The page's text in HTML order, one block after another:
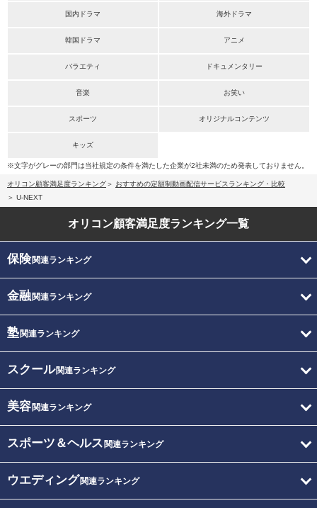
国内ドラマ 海外ドラマ
韓国ドラマ アニメ
バラエティ ドキュメンタリー
音楽 お笑い
スポーツ オリジナルコンテンツ
キッズ
※文字がグレーの部門は当社規定の条件を満たした企業が2社未満のため発表しておりません。
オリコン顧客満足度ランキング
おすすめの定額制動画配信サービスランキング・比較
U-NEXT
オリコン顧客満足度ランキング一覧
保険関連ランキング
金融関連ランキング
塾関連ランキング
スクール関連ランキング
美容関連ランキング
スポーツ＆ヘルス 関連ランキング
ウエディング関連ランキング